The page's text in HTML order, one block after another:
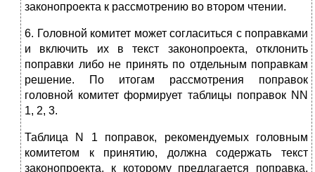
законопроекта к рассмотрению во втором чтении.
6. Головной комитет может согласиться с поправками
и включить их в текст законопроекта, отклонить
поправки либо не принять по отдельным поправкам
решение. По итогам рассмотрения поправок
головной комитет формирует таблицы поправок NN
1, 2, 3.
Таблица N 1 поправок, рекомендуемых головным
комитетом к принятию, должна содержать текст
законопроекта, к которому предлагается поправка,